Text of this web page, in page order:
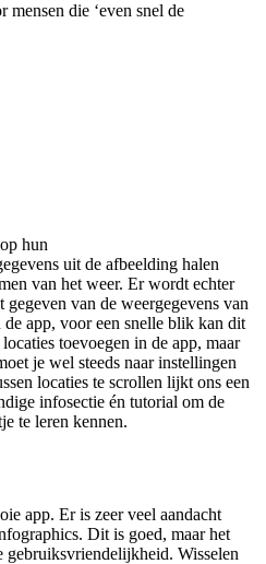
mensen die ‘even snel de
hun
uit de afbeelding halen
van het weer. Er wordt echter
van de weergegevens van
de app, voor een snelle blik kan dit
toevoegen in de app, maar
je wel steeds naar instellingen
locaties te scrollen lijkt ons een
infosectie én tutorial om de
te leren kennen.
app. Er is zeer veel aandacht
Dit is goed, maar het
gebruiksvriendelijkheid. Wisselen